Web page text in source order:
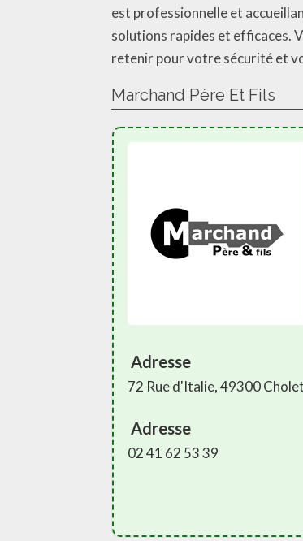
est professionnelle et
solutions rapides et efficaces.
retenir pour votre sécurité et
Marchand Père Et Fils
Adresse
72 Rue d'Italie, 49300 Cholet
Adresse
02 41 62 53 39